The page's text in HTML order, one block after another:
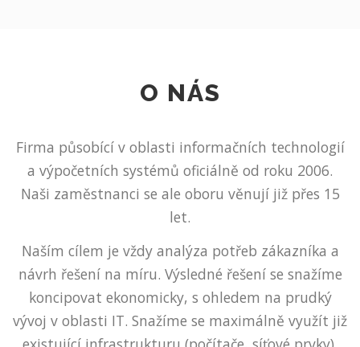
O NÁS
Firma působící v oblasti informačních technologií
a výpočetních systémů oficiálně od roku 2006.
Naši zaměstnanci se ale oboru věnují již přes 15
let.
Naším cílem je vždy analýza potřeb zákazníka a
návrh řešení na míru. Výsledné řešení se snažíme
koncipovat ekonomicky, s ohledem na prudký
vývoj v oblasti IT. Snažíme se maximálně využít již